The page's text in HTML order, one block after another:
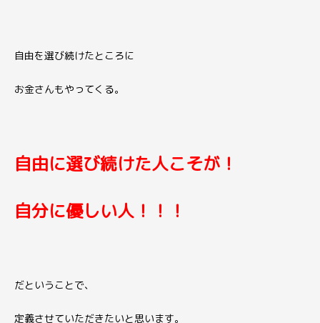
自由を選び続けたところに
お金さんもやってくる。
自由に選び続けた人こそが！
自分に優しい人！！！
だということで、
定義させていただきたいと思います。